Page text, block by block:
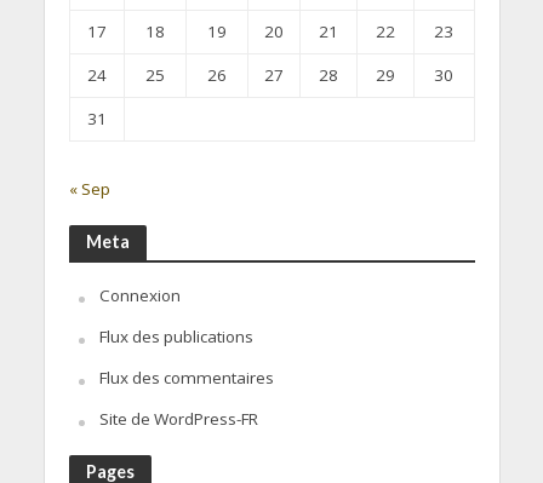
17
18 19 20 21 22
23
24
25 26 27 28 29
30
31
« Sep
Meta
Connexion
Flux des publications
Flux des commentaires
Site de WordPress-FR
Pages